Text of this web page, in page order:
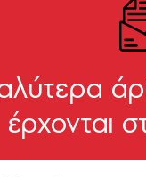
έρχονται